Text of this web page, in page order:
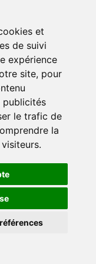
et
de suivi
expérience
site, pour
publicités
le trafic de
la